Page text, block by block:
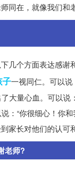
同在，就像我们和
几个方面表达感谢
子一视同仁。可以说
大量心血。可以
：“你很细心！你
家长对他们的认可
老师?